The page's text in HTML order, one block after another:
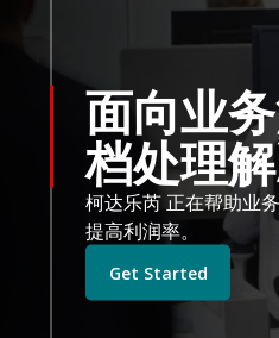
面向业
档处理
柯达乐芮 正在帮助业
提高利润率。
Get Started